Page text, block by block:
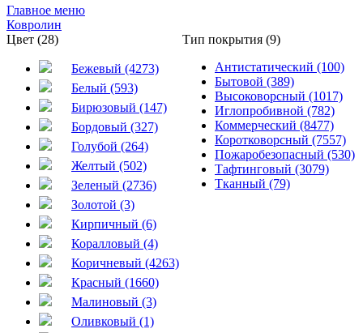
Главное меню
Ковролин
Цвет (28)
Бежевый (4273)
Белый (593)
Бирюзовый (147)
Бордовый (327)
Голубой (264)
Желтый (502)
Зеленый (2736)
Золотой (3)
Кирпичный (6)
Коралловый (4)
Коричневый (4263)
Красный (1660)
Малиновый (3)
Оливковый (1)
Тип покрытия (9)
Антистатический (100)
Бытовой (389)
Высоковорсный (1017)
Иглопробивной (782)
Коммерческий (8477)
Коротковорсный (7557)
Пожаробезопасный (530)
Тафтинговый (3079)
Тканный (79)